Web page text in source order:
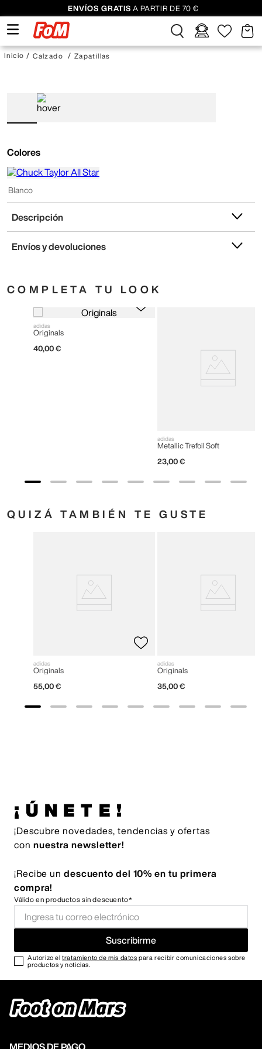
ENVÍOS GRATIS A PARTIR DE 70 €
Calzado Zapatillas
Colores
Blanco
Descripción
Envíos y devoluciones
COMPLETA TU LOOK
adidas
Originals
40,00 €
adidas
Metallic Trefoil Soft
23,00 €
QUIZÁ TAMBIÉN TE GUSTE
adidas
Originals
55,00 €
adidas
Originals
35,00 €
¡ÚNETE!
¡Descubre novedades, tendencias y ofertas
con nuestra newsletter!
¡Recibe un descuento del 10% en tu primera
compra!
Válido en productos sin descuento*
Suscribirme
Autorizo eltratamiento de mis datos para recibir comunicaciones sobre
productos y noticias.
MEDIOS DE PAGO